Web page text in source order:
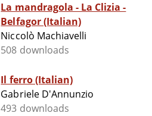
La mandragola - La Clizia -
Belfagor (Italian)
Niccolò Machiavelli
508 downloads
Il ferro (Italian)
Gabriele D'Annunzio
493 downloads